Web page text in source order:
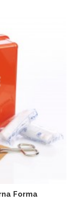
Forma